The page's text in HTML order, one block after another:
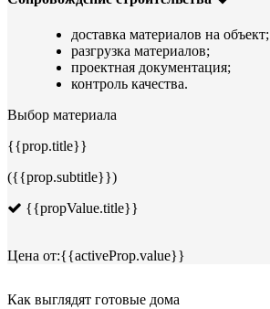
доставка материалов на объект;
разгрузка материалов;
проектная документация;
контроль качества.
Выбор материала
{{prop.title}}
({{prop.subtitle}})
{{propValue.title}}
Цена от:{{activeProp.value}}
Как выглядят готовые дома